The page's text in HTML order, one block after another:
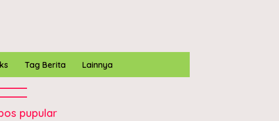
Tag Berita Lainnya
pupular